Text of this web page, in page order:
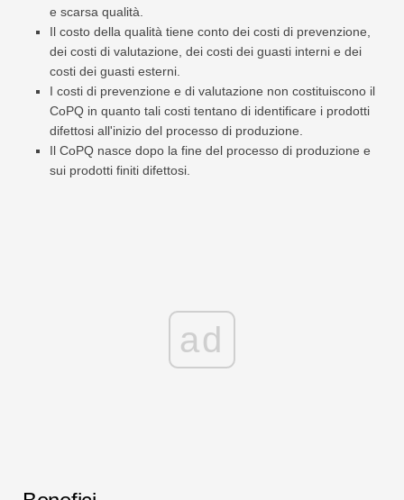
e scarsa qualità.
Il costo della qualità tiene conto dei costi di prevenzione,
dei costi di valutazione, dei costi dei guasti interni e dei
costi dei guasti esterni.
I costi di prevenzione e di valutazione non costituiscono il
CoPQ in quanto tali costi tentano di identificare i prodotti
difettosi all'inizio del processo di produzione.
Il CoPQ nasce dopo la fine del processo di produzione e
sui prodotti finiti difettosi.
ad